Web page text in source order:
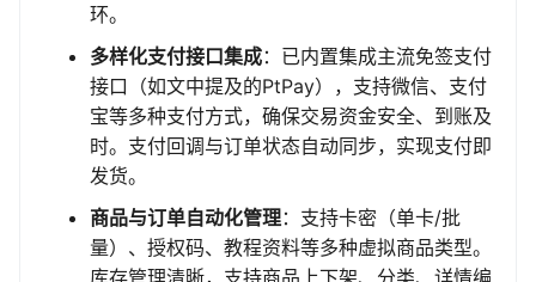
环。
多样化支付接口集成：已内置集成主流免签支付
接口（如文中提及的PtPay），支持微信、支付
宝等多种支付方式，确保交易资金安全、到账及
时。支付回调与订单状态自动同步，实现支付即
发货。
商品与订单自动化管理：支持卡密（单卡/批
量）、授权码、教程资料等多种虚拟商品类型。